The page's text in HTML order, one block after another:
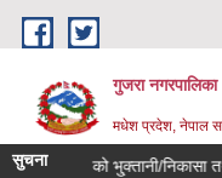
Skip to main content
गुजरा नगरपालिका
मधेश प्रदेश, नेपाल
सुचना
०८२/८३ को भु्क्तानी/निकासा तथा